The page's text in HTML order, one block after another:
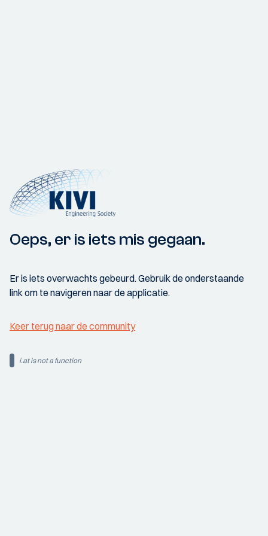
Oeps, er is iets mis gegaan.
Er is iets overwachts gebeurd. Gebruik de onderstaande
link om te navigeren naar de applicatie.
Keer terug naar de community
i.at is not a function